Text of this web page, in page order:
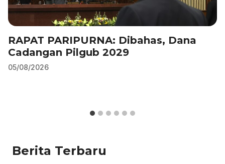
RAPAT PARIPURNA: Dibahas, Dana
Cadangan Pilgub 2029
05/08/2026
Berita Terbaru